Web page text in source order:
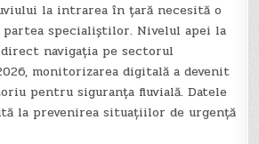
la intrarea în țară necesită o
specialiștilor. Nivelul apei la
direct navigația pe sectorul
monitorizarea digitală a devenit
pentru siguranța fluvială. Datele
la prevenirea situațiilor de urgență